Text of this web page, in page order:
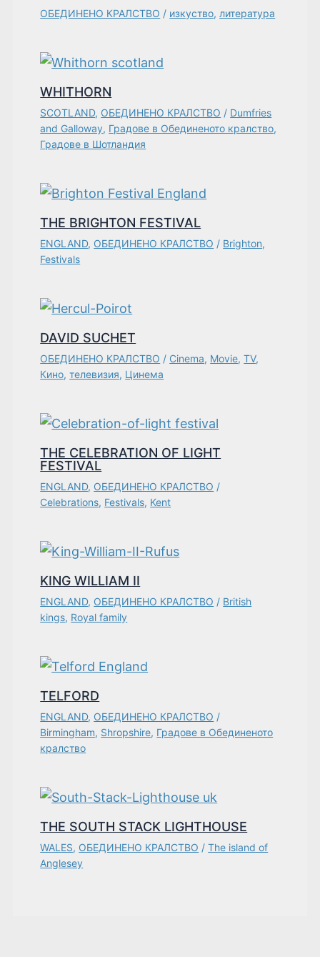
ОБЕДИНЕНО КРАЛСТВО / изкуство, литература
WHITHORN
SCOTLAND, ОБЕДИНЕНО КРАЛСТВО / Dumfries
and Galloway, Градове в Обединеното кралство,
Градове в Шотландия
THE BRIGHTON FESTIVAL
ENGLAND, ОБЕДИНЕНО КРАЛСТВО / Brighton,
Festivals
DAVID SUCHET
ОБЕДИНЕНО КРАЛСТВО / Cinema, Movie,TV,
Кино,телевизия, Цинема
THE CELEBRATION OF LIGHT
FESTIVAL
ENGLAND, ОБЕДИНЕНО КРАЛСТВО /
Celebrations, Festivals, Kent
KING WILLIAM II
ENGLAND, ОБЕДИНЕНО КРАЛСТВО / British
kings, Royal family
TELFORD
ENGLAND, ОБЕДИНЕНО КРАЛСТВО /
Birmingham, Shropshire, Градове в Обединеното
кралство
THE SOUTH STACK LIGHTHOUSE
WALES, ОБЕДИНЕНО КРАЛСТВО /The island of
Anglesey